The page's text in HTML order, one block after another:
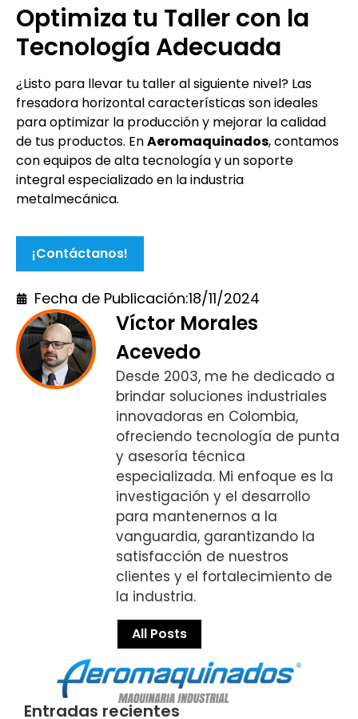
Optimiza tu Taller con la
Tecnología Adecuada
¿Listo para llevar tu taller al siguiente nivel? Las
fresadora horizontal características son ideales
para optimizar la producción y mejorar la calidad
de tus productos. EnAeromaquinados, contamos
con equipos de alta tecnología y un soporte
integral especializado en la industria
metalmecánica.
¡Contáctanos!
Fecha de Publicación:18/11/2024
Víctor Morales
Acevedo
Desde 2003, me he dedicado a
brindar soluciones industriales
innovadoras en Colombia,
ofreciendo tecnología de punta
y asesoría técnica
especializada. Mi enfoque es la
investigación y el desarrollo
para mantenernos a la
vanguardia, garantizando la
satisfacción de nuestros
clientes y el fortalecimiento de
la industria.
All Posts
Entradas recientes